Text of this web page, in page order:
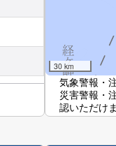
30 km
気象警報・
災害警報・
認いただけ